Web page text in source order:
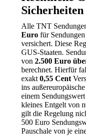
Sicherheiten
Alle TNT
Euro für
versichert. Diese
GUS-Staaten.
von 2.500 Euro
berechnet. Hierfür
exakt 0,55 Cent
ins
einem
kleines Entgelt von
gilt die Regelung
500 Euro
Pauschale von je